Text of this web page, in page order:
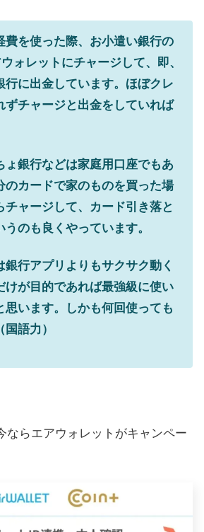
費を使った際、お小遣い銀行の
ォレットにチャージして、即、
行に出金しています。ほぼクレ
ずチャージと出金をしていれば
ょ銀行などは家庭用口座でもあ
のカードで家のものを買った場
チャージして、カード引き落と
のも良くやっています。
銀行アプリよりもサクサク動く
けが目的であれば最強級に使い
思います。しかも何回使っても
語力）
ならエアウォレットがキャンペー